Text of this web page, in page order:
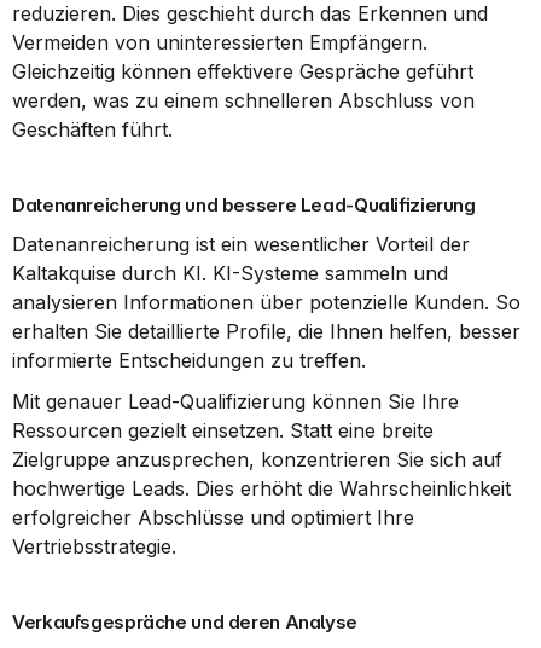
reduzieren. Dies geschieht durch das Erkennen und
Vermeiden von uninteressierten Empfängern.
Gleichzeitig können effektivere Gespräche geführt
werden, was zu einem schnelleren Abschluss von
Geschäften führt.
Datenanreicherung und bessere Lead-Qualifizierung
Datenanreicherung ist ein wesentlicher Vorteil der
Kaltakquise durch KI. KI-Systeme sammeln und
analysieren Informationen über potenzielle Kunden. So
erhalten Sie detaillierte Profile, die Ihnen helfen, besser
informierte Entscheidungen zu treffen.
Mit genauer Lead-Qualifizierung können Sie Ihre
Ressourcen gezielt einsetzen. Statt eine breite
Zielgruppe anzusprechen, konzentrieren Sie sich auf
hochwertige Leads. Dies erhöht die Wahrscheinlichkeit
erfolgreicher Abschlüsse und optimiert Ihre
Vertriebsstrategie.
Verkaufsgespräche und deren Analyse